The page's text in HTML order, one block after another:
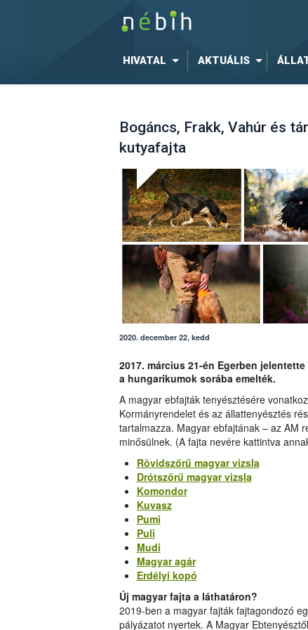
HIVATAL AKTUÁLIS
Bogáncs, Frakk, Vahúr és
kutyafajta
2020. december 22, kedd
2017. március 21-én Egerben
a hungarikumok sorába emelték.
A magyar ebfajták tenyésztésére
Kormányrendelet és az állattenyésztés
tartalmazza. Magyar ebfajtának – az AM
minősülnek. (A fajta nevére kattintva
Rövidszőrű magyar vizsla
Drótszőrű magyar vizsla
Komondor
Kuvasz
Pumi
Puli
Mudi
Magyar agár
Erdélyi kopó
Új magyar fajta a láthatáron?
2019-ben a magyar fajták fajtagondozó
pályázatot nyertek. A Magyar